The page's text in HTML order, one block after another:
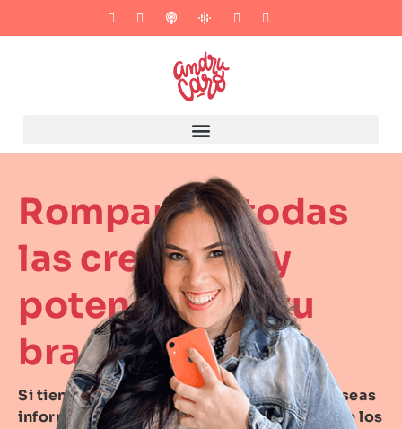
Rompamos todas
las creencias y
potenciemos tu
branding
Si tienes alguna duda sobre tu marca o deseas
información personalizada sobre alguno de los